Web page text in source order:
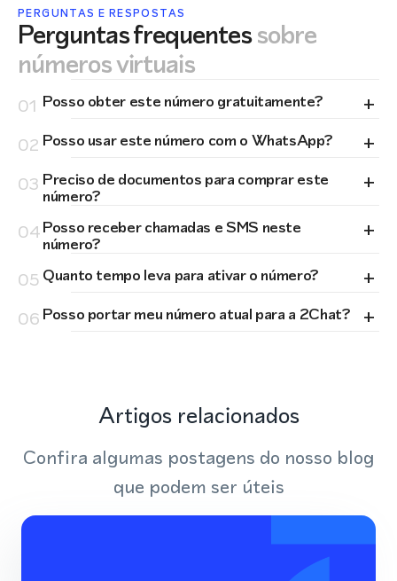
PERGUNTAS E RESPOSTAS
Perguntas frequentessobre
números virtuais
01 Posso obter este número gratuitamente? +
02 Posso usar este número com o WhatsApp? +
03 Preciso de documentos para comprar este
número? +
04Posso receber chamadas e SMS neste
número? +
05 Quanto tempo leva para ativar o número? +
06 Posso portar meu número atual para a 2Chat? +
Artigos relacionados
Confira algumas postagens do nosso blog
que podem ser úteis